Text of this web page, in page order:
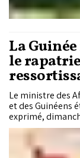
La
le
Le ministre des
et des Guinéens
exprimé,
Sa Majesté le
humanitaire de
guinéens dans